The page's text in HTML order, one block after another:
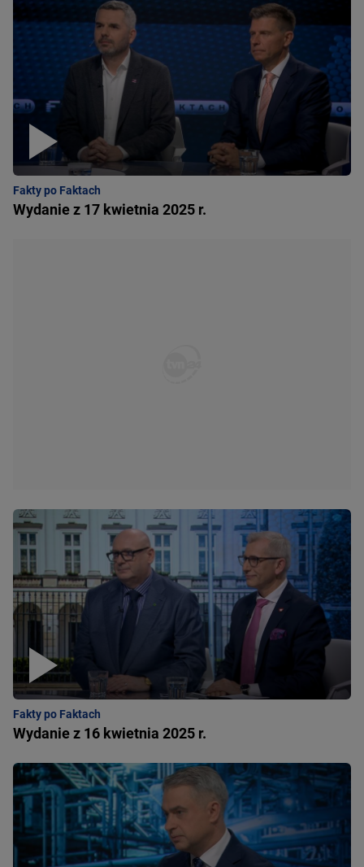
Fakty po Faktach
Wydanie z 17 kwietnia 2025 r.
Fakty po Faktach
Wydanie z 16 kwietnia 2025 r.